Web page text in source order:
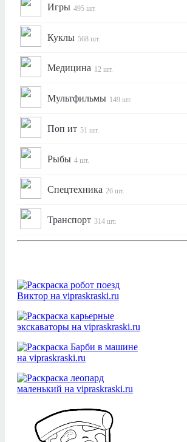
Игры 495 шт.
Куклы 568 шт.
Медицина 12 шт.
Мультфильмы 149 шт.
Поп ит 51 шт.
Рыбы 4 шт.
Спецтехника 26 шт.
Транспорт 314 шт.